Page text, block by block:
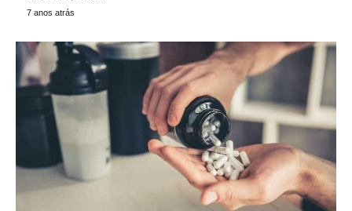
7 anos atrás